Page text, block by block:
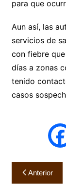
para que
Aun así, las
servicios de
con fiebre
días a zonas
tenido
casos
Anterior